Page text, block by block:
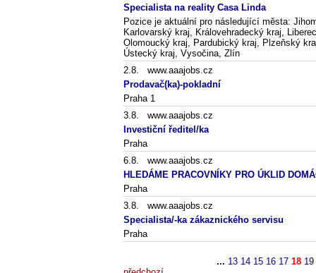
Specialista na reality Casa Linda
Pozice je aktuální pro následující města:
Karlovarský kraj, Královehradecký kraj,
Olomoucký kraj, Pardubický kraj, Plzeňský
Ústecký kraj, Vysočina, Zlín
2.8. www.aaajobs.cz
Prodavač(ka)-pokladní
Praha 1
3.8. www.aaajobs.cz
Investiční ředitel/ka
Praha
6.8. www.aaajobs.cz
HLEDÁME PRACOVNÍKY PRO ÚKLID
Praha
3.8. www.aaajobs.cz
Specialista/-ka zákaznického servisu
Praha
... 13 14 15 16 17 18 19